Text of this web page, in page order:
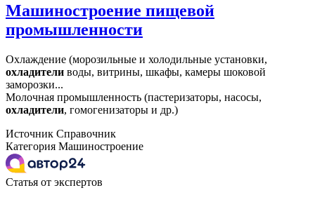
Машиностроение пищевой
промышленности
Охлаждение (морозильные и холодильные установки,
охладители воды, витрины, шкафы, камеры шоковой
заморозки...
Молочная промышленность (пастеризаторы, насосы,
охладители, гомогенизаторы и др.)
Источник Справочник
Категория Машиностроение
Статья от экспертов